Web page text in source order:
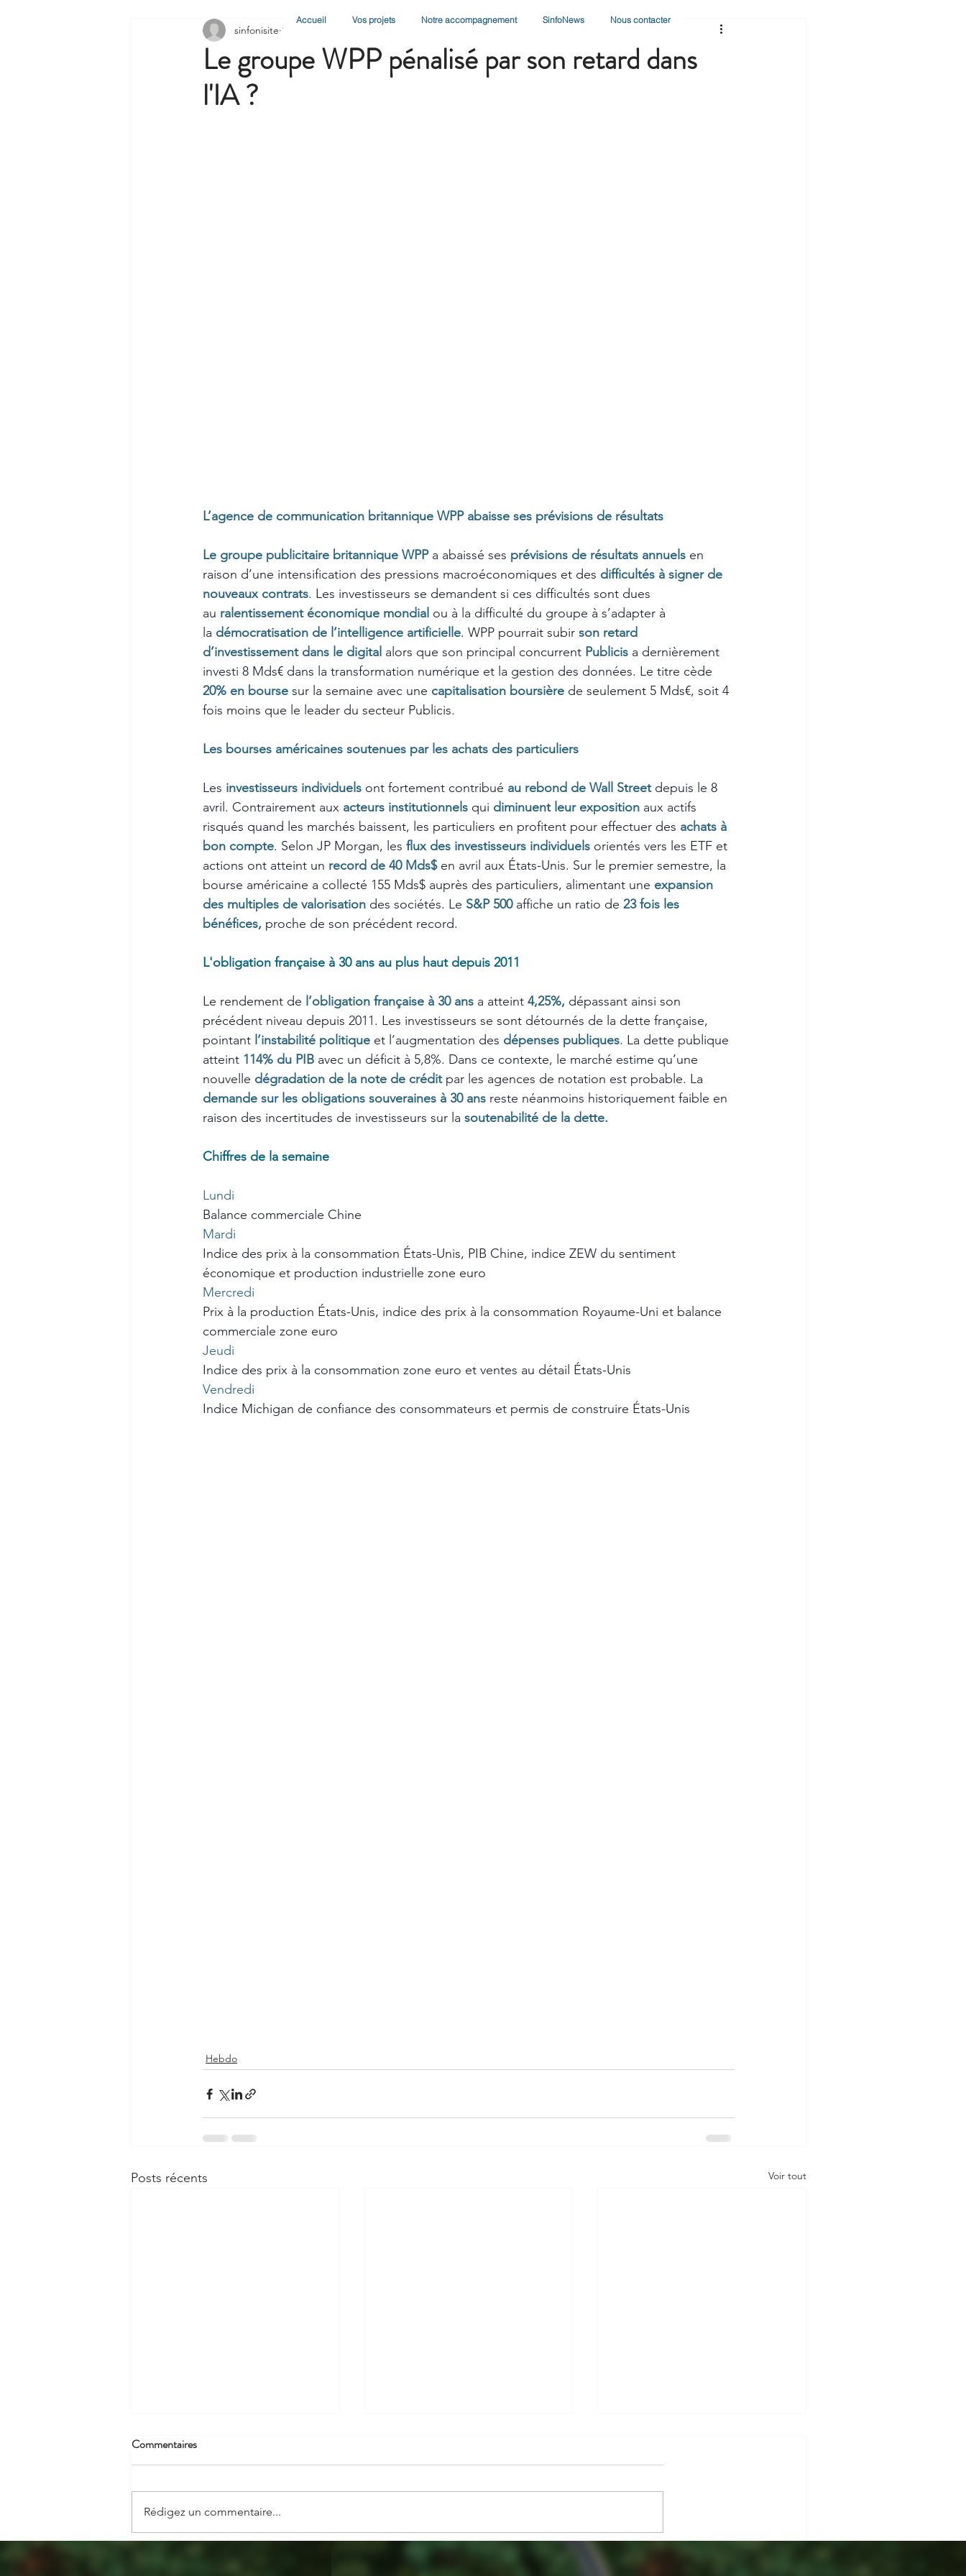
Accueil Vos projets Notre accompagnement SinfoNews Nous contacter
Le groupe WPP pénalisé par son retard dans
l'IA ?
sinfonisite 15 juil. 2025
L’agence de communication britannique WPP abaisse ses prévisions de résultats
Le groupe publicitaire britannique WPP a abaissé ses prévisions de résultats annuels en
raison d’une intensification des pressions macroéconomiques et des difficultés à signer de
nouveaux contrats. Les investisseurs se demandent si ces difficultés sont dues
au ralentissement économique mondial ou à la difficulté du groupe à s’adapter à
la démocratisation de l’intelligence artificielle. WPP pourrait subir son retard
d’investissement dans le digital alors que son principal concurrent Publicis a dernièrement
investi 8 Mds€ dans la transformation numérique et la gestion des données. Le titre cède
20% en bourse sur la semaine avec une capitalisation boursière de seulement 5 Mds€, soit 4
fois moins que le leader du secteur Publicis.
Les bourses américaines soutenues par les achats des particuliers
Les investisseurs individuels ont fortement contribué au rebond de Wall Street depuis le 8
avril. Contrairement aux acteurs institutionnels qui diminuent leur exposition aux actifs
risqués quand les marchés baissent, les particuliers en profitent pour effectuer des achats à
bon compte. Selon JP Morgan, les flux des investisseurs individuels orientés vers les ETF et
actions ont atteint un record de 40 Mds$ en avril aux États-Unis. Sur le premier semestre, la
bourse américaine a collecté 155 Mds$ auprès des particuliers, alimentant une expansion
des multiples de valorisation des sociétés. Le S&P 500 affiche un ratio de 23 fois les
bénéfices, proche de son précédent record.
L'obligation française à 30 ans au plus haut depuis 2011
Le rendement de l’obligation française à 30 ans a atteint 4,25%, dépassant ainsi son
précédent niveau depuis 2011. Les investisseurs se sont détournés de la dette française,
pointant l’instabilité politique et l’augmentation des dépenses publiques. La dette publique
atteint 114% du PIB avec un déficit à 5,8%. Dans ce contexte, le marché estime qu’une
nouvelle dégradation de la note de crédit par les agences de notation est probable. La
demande sur les obligations souveraines à 30 ans reste néanmoins historiquement faible en
raison des incertitudes de investisseurs sur la soutenabilité de la dette.
Chiffres de la semaine
Lundi
Balance commerciale Chine
Mardi
Indice des prix à la consommation États-Unis, PIB Chine, indice ZEW du sentiment
économique et production industrielle zone euro
Mercredi
Prix à la production États-Unis, indice des prix à la consommation Royaume-Uni et balance
commerciale zone euro
Jeudi
Indice des prix à la consommation zone euro et ventes au détail États-Unis
Vendredi
Indice Michigan de confiance des consommateurs et permis de construire États-Unis
Hebdo
Posts récents Voir tout
Rebond boursier et détente sur
Turbulences sur la tech, éclaircie
L'escalade géopolitique pénalise
Commentaires
Rédigez un commentaire...